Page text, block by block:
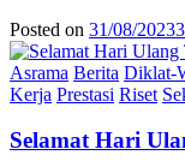
Posted on 31/08/2023
Asrama Berita Diklat-
Kerja Prestasi Riset
Selamat Hari